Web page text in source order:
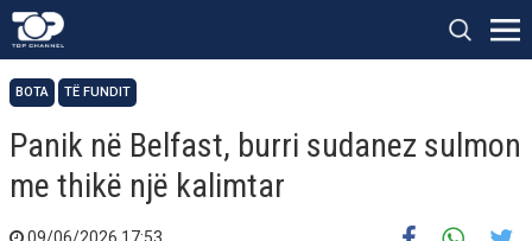
BOTA TË FUNDIT
Panik në Belfast, burri sudanez sulmon
me thikë një kalimtar